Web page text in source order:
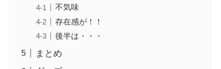
不気味
存在感が！！
後半は・・・
まとめ